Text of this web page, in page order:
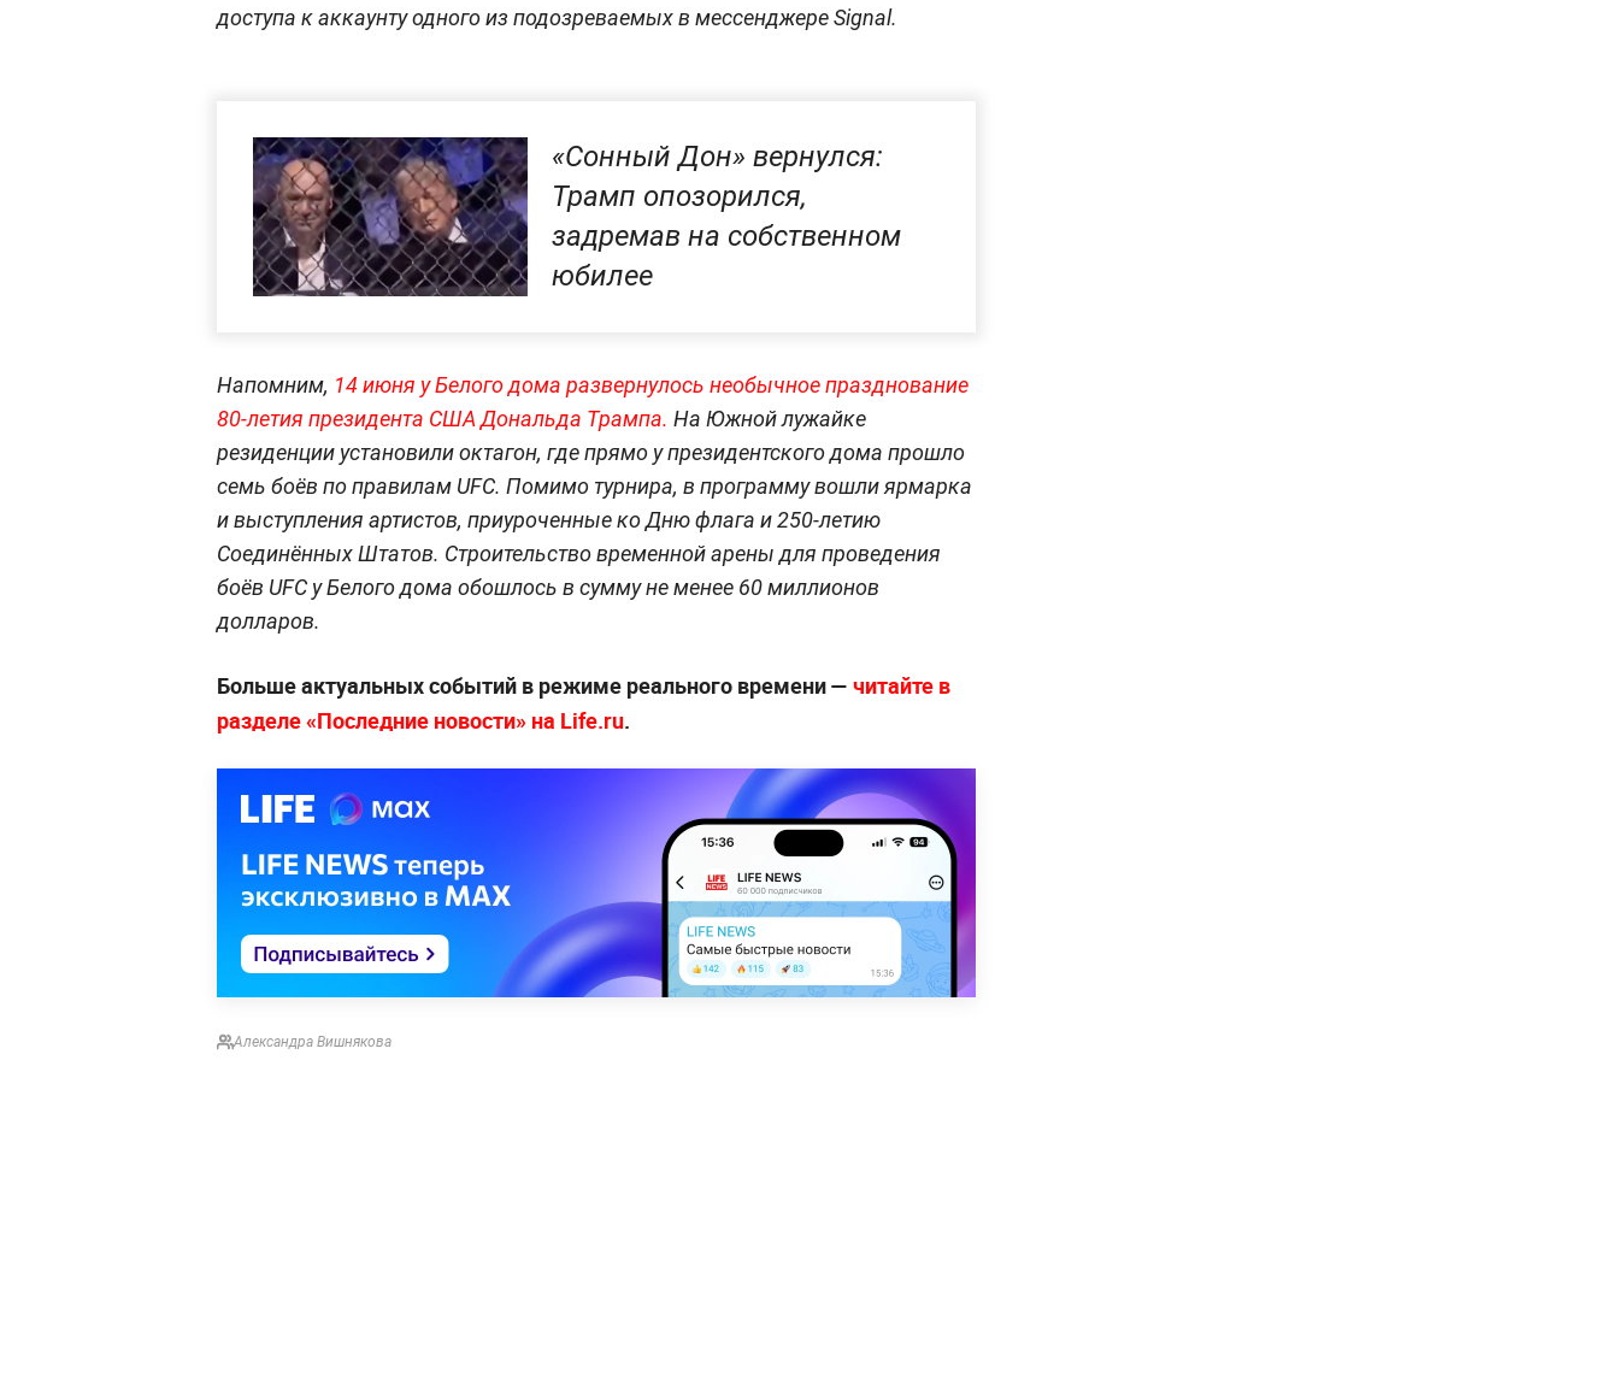
доступа к аккаунту одного из подозреваемых в мессенджере Signal.
«Сонный Дон» вернулся:
Трамп опозорился,
задремав на собственном
юбилее
Напомним, 14 июня у Белого дома развернулось необычное празднование
80-летия президента США Дональда Трампа. На Южной лужайке
резиденции установили октагон, где прямо у президентского дома прошло
семь боёв по правилам UFC. Помимо турнира, в программу вошли ярмарка
и выступления артистов, приуроченные ко Дню флага и 250-летию
Соединённых Штатов. Строительство временной арены для проведения
боёв UFC у Белого дома обошлось в сумму не менее 60 миллионов
долларов.
Больше актуальных событий в режиме реального времени — читайте в
разделе «Последние новости» на Life.ru.
Александра Вишнякова